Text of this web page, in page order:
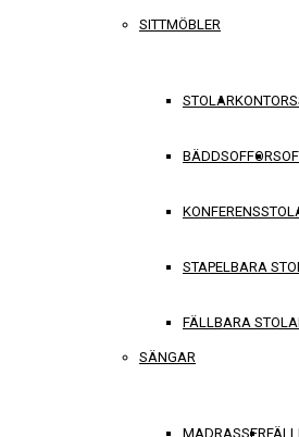
SITTMÖBLER
STOLAR
BÄDDSOFFOR
STAPELBARA
FÄLLBARA
SÄNGAR
MADRASSER